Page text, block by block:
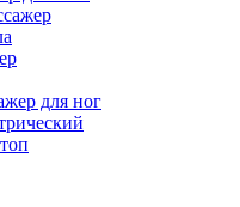
для ног